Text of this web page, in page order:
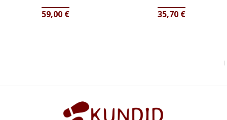
59,00 € 35,70 €